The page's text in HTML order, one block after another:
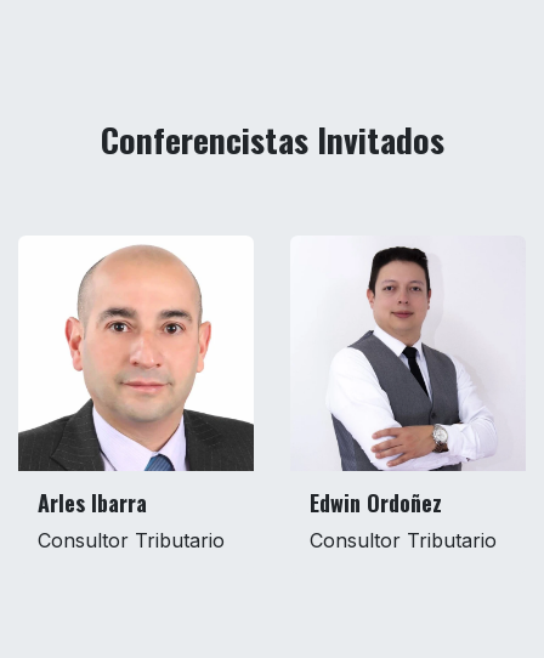
Conferencistas Invitados
Arles Ibarra
Consultor Tributario
Edwin Ordoñez
Consultor Tributario